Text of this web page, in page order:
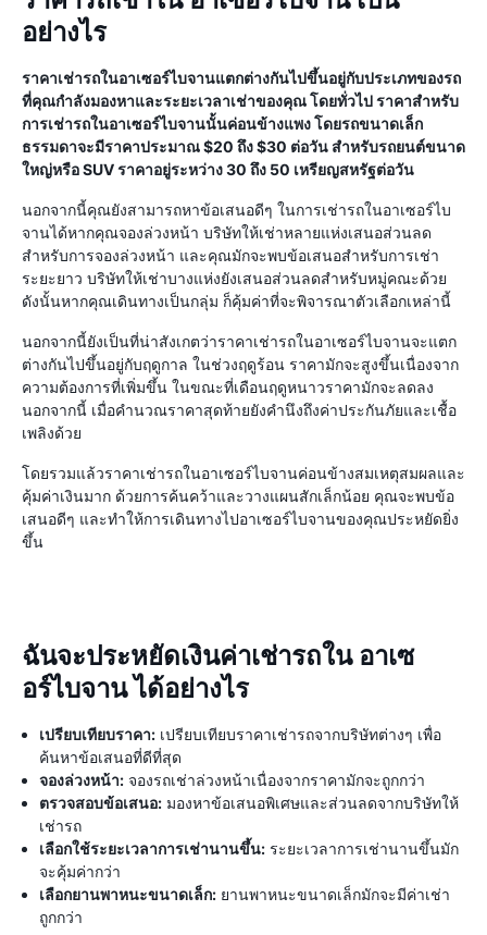
อย่างไร
ราคาเช่ารถในอาเซอร์ไบจานแตกต่างกันไปขึ้นอยู่กับประเภทของรถ
ที่คุณกำลังมองหาและระยะเวลาเช่าของคุณ โดยทั่วไป ราคาสำหรับ
การเช่ารถในอาเซอร์ไบจานนั้นค่อนข้างแพง โดยรถขนาดเล็ก
ธรรมดาจะมีราคาประมาณ $20 ถึง $30 ต่อวัน สำหรับรถยนต์ขนาด
ใหญ่หรือ SUV ราคาอยู่ระหว่าง 30 ถึง 50 เหรียญสหรัฐต่อวัน
นอกจากนี้คุณยังสามารถหาข้อเสนอดีๆ ในการเช่ารถในอาเซอร์ไบ
จานได้หากคุณจองล่วงหน้า บริษัทให้เช่าหลายแห่งเสนอส่วนลด
สำหรับการจองล่วงหน้า และคุณมักจะพบข้อเสนอสำหรับการเช่า
ระยะยาว บริษัทให้เช่าบางแห่งยังเสนอส่วนลดสำหรับหมู่คณะด้วย
ดังนั้นหากคุณเดินทางเป็นกลุ่ม ก็คุ้มค่าที่จะพิจารณาตัวเลือกเหล่านี้
นอกจากนี้ยังเป็นที่น่าสังเกตว่าราคาเช่ารถในอาเซอร์ไบจานจะแตก
ต่างกันไปขึ้นอยู่กับฤดูกาล ในช่วงฤดูร้อน ราคามักจะสูงขึ้นเนื่องจาก
ความต้องการที่เพิ่มขึ้น ในขณะที่เดือนฤดูหนาวราคามักจะลดลง
นอกจากนี้ เมื่อคำนวณราคาสุดท้ายยังคำนึงถึงค่าประกันภัยและเชื้อ
เพลิงด้วย
โดยรวมแล้วราคาเช่ารถในอาเซอร์ไบจานค่อนข้างสมเหตุสมผลและ
คุ้มค่าเงินมาก ด้วยการค้นคว้าและวางแผนสักเล็กน้อย คุณจะพบข้อ
เสนอดีๆ และทำให้การเดินทางไปอาเซอร์ไบจานของคุณประหยัดยิ่ง
ขึ้น
ฉันจะประหยัดเงินค่าเช่ารถใน อาเซ
อร์ไบจาน ได้อย่างไร
เปรียบเทียบราคา: เปรียบเทียบราคาเช่ารถจากบริษัทต่างๆ เพื่อ
ค้นหาข้อเสนอที่ดีที่สุด
จองล่วงหน้า: จองรถเช่าล่วงหน้าเนื่องจากราคามักจะถูกกว่า
ตรวจสอบข้อเสนอ: มองหาข้อเสนอพิเศษและส่วนลดจากบริษัทให้
เช่ารถ
เลือกใช้ระยะเวลาการเช่านานขึ้น: ระยะเวลาการเช่านานขึ้นมัก
จะคุ้มค่ากว่า
เลือกยานพาหนะขนาดเล็ก: ยานพาหนะขนาดเล็กมักจะมีค่าเช่า
ถูกกว่า